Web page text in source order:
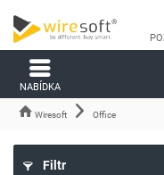
NABÍDKA
Wiresoft Office
Filtr